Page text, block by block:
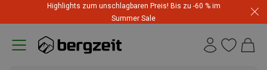
Highlights zum unschlagbaren Preis! Bis zu -60 % im
Summer Sale